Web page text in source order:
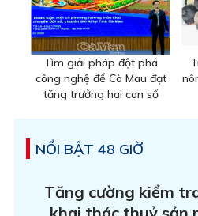
Tìm giải pháp đột phá
công nghệ để Cà Mau đạt
tăng trưởng hai con số
NỔI BẬT 48 GIỜ
Tăng cường kiểm